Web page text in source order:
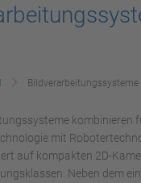
Bildverarbeitungssysteme
kombinieren
mit
auf kompakten 2D-
Neben dem